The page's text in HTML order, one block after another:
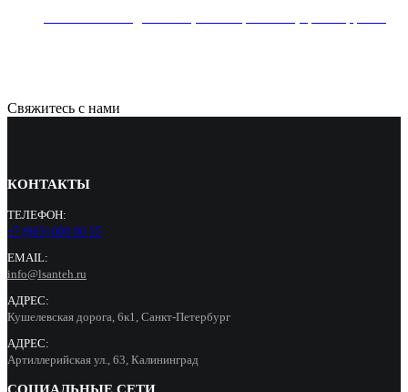
Свяжитесь с нами
КОНТАКТЫ
ТЕЛЕФОН:
+7 (965) 000 90 55
EMAIL:
info@lsanteh.ru
АДРЕС:
Кушелевская дорога, 6к1, Санкт-Петербург
АДРЕС:
Артиллерийская ул., 63, Калининград
СОЦИАЛЬНЫЕ СЕТИ